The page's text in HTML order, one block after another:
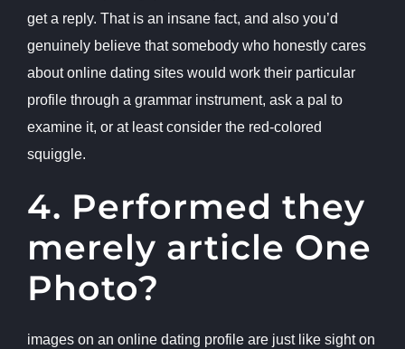
get a reply. That is an insane fact, and also you’d
genuinely believe that somebody who honestly cares
about online dating sites would work their particular
profile through a grammar instrument, ask a pal to
examine it, or at least consider the red-colored
squiggle.
4. Performed they
merely article One
Photo?
images on an online dating profile are just like sight on